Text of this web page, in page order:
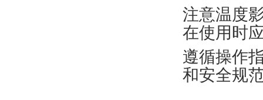
注意温度
在使用时
遵循操作
和安全规